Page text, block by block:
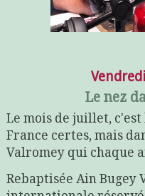
Le nez
Le mois de juillet,
France certes, mais
Valromey qui chaque
Rebaptisée Ain Bugey